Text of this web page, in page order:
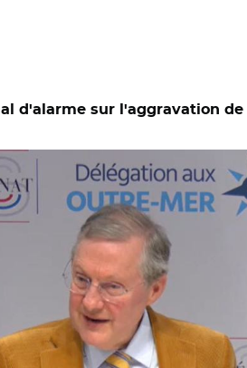
d'alarme sur l'aggravation